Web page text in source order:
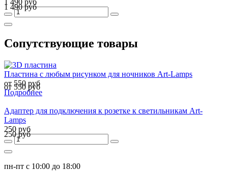
1 490 руб
Сопутствующие товары
Пластина с любым рисунком для ночников Art-Lamps
от 550 руб
от 550 руб
Подробнее
Адаптер для подключения к розетке к светильникам Art-
Lamps
250 руб
250 руб
пн-пт с 10:00 до 18:00